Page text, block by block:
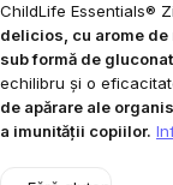
ChildLife Essentials®
delicios, cu arome de
sub formă de
echilibru și o
de apărare ale
a imunității copiilor.